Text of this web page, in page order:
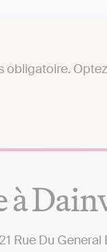
obligatoire.
à
Rue Du